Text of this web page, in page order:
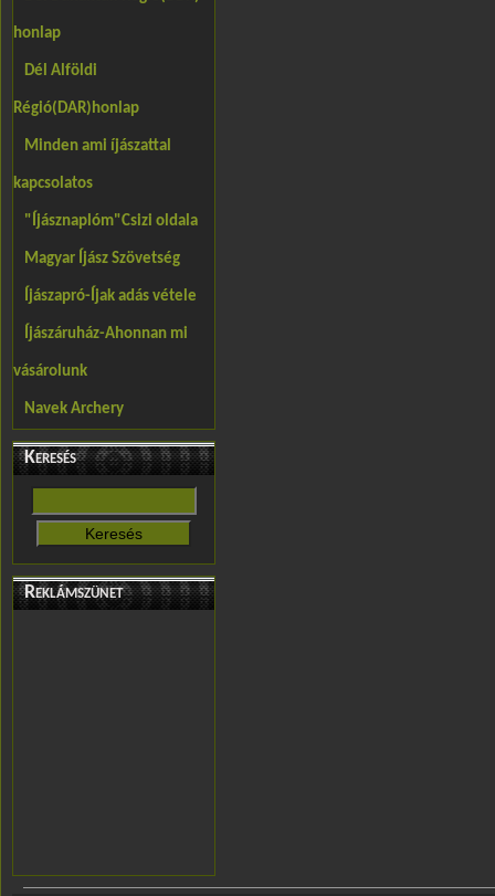
honlap
Dél Alföldi
Régió(DAR)honlap
Minden ami íjászattal
kapcsolatos
"Íjásznaplóm"Csizi oldala
Magyar Íjász Szövetség
Íjászapró-Íjak adás vétele
Íjászáruház-Ahonnan mi
vásárolunk
Navek Archery
Keresés
Reklámszünet